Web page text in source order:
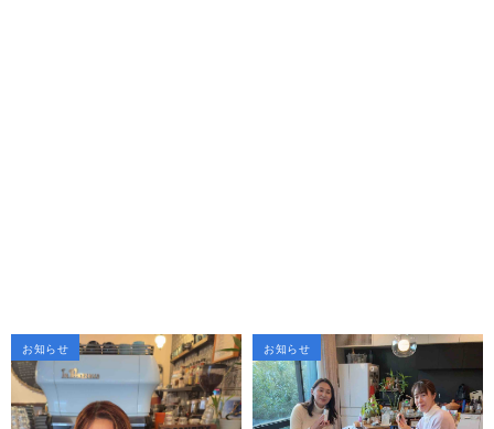
お知らせ お知らせ